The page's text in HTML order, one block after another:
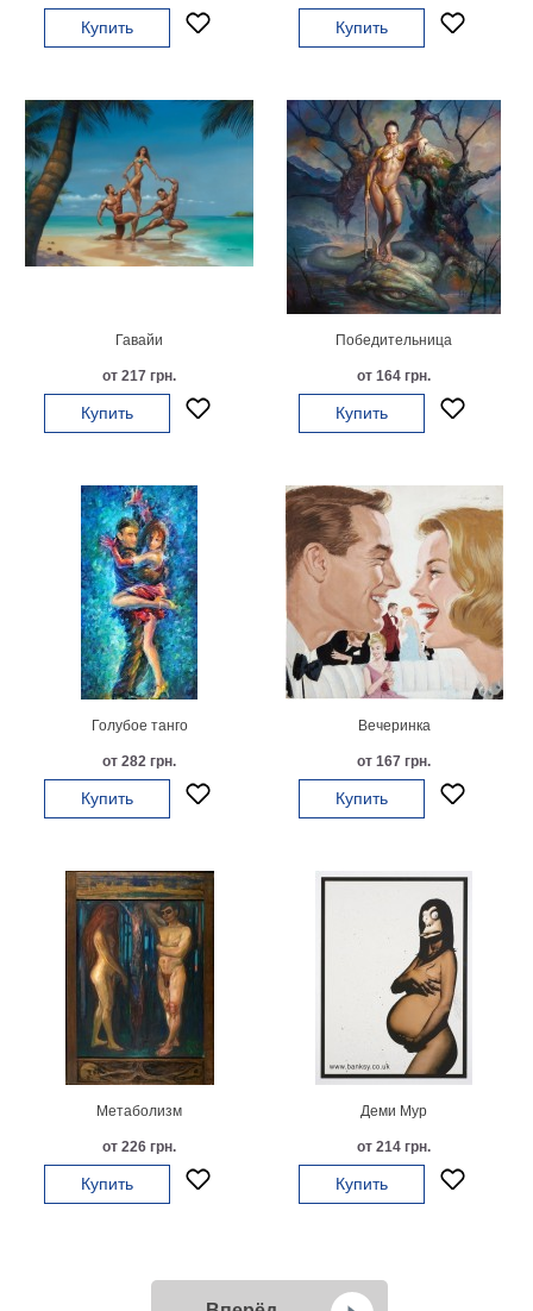
Купить Купить
Гавайи
от 217 грн.
Купить
Победительница
от 164 грн.
Купить
Голубое танго
от 282 грн.
Купить
Вечеринка
от 167 грн.
Купить
Метаболизм
от 226 грн.
Купить
Деми Мур
от 214 грн.
Купить